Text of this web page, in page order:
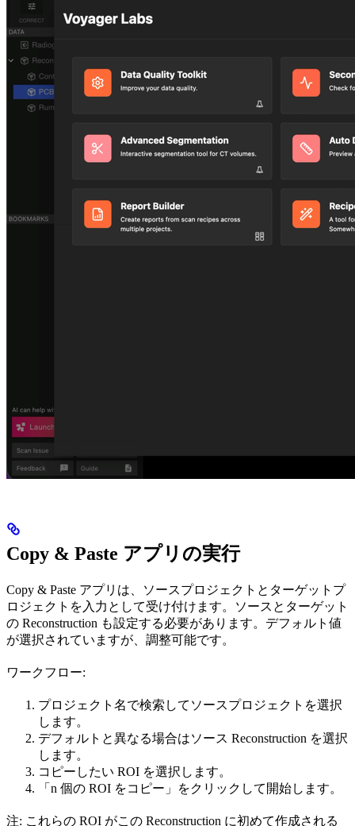
Copy & Paste アプリの実行
Copy & Paste アプリは、ソースプロジェクトとターゲットプ
ロジェクトを入力として受け付けます。ソースとターゲット
の Reconstruction も設定する必要があります。デフォルト値
が選択されていますが、調整可能です。
ワークフロー:
プロジェクト名で検索してソースプロジェクトを選択
します。
デフォルトと異なる場合はソース Reconstruction を選択
します。
コピーしたい ROI を選択します。
「n 個の ROI をコピー」をクリックして開始します。
注: これらの ROI がこの Reconstruction に初めて作成される